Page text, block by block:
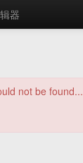
器
not be found...